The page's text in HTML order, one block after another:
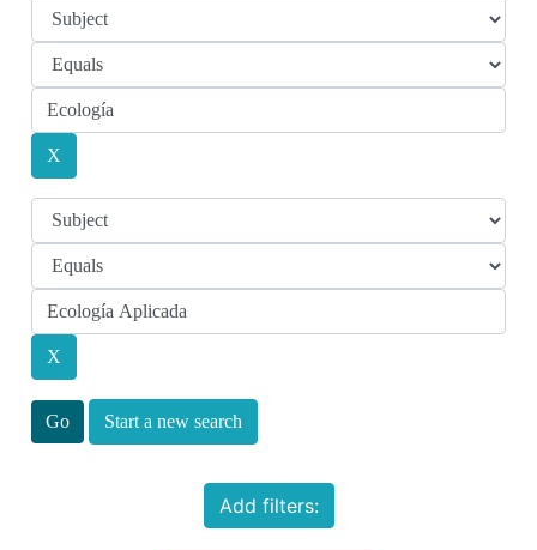
Start a new search
Add filters: